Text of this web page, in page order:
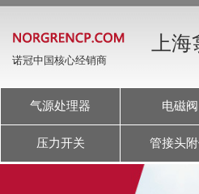
诺冠中国核心经销商
上
气源处理器 电磁阀
压力开关 管接头